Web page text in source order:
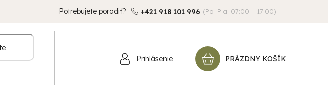
Potrebujete poradiť? +421 918 101 996 (Po–Pia: 07:00 – 17:00)
Prihlásenie
NÁKUPNÝ
PRÁZDNY KOŠÍK